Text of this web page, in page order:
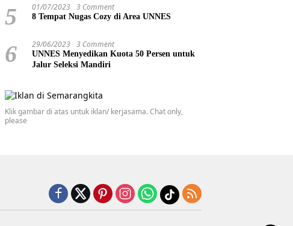
5 01/07/2023 3 Comment
8 Tempat Nugas Cozy di Area UNNES
6 29/06/2023 3 Comment
UNNES Menyedikan Kuota 50 Persen untuk
Jalur Seleksi Mandiri
Klik gambar di atas untuk iklan/ kerjasama. Chat only,
please